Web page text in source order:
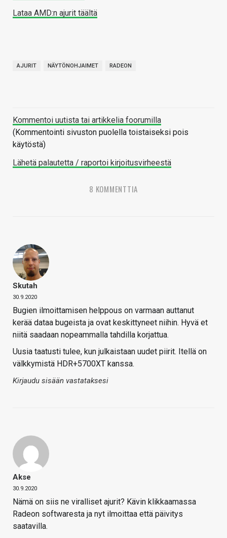
Lataa AMD:n ajurit täältä
AJURIT NÄYTÖNOHJAIMET RADEON
Kommentoi uutista tai artikkelia foorumilla
(Kommentointi sivuston puolella toistaiseksi pois
käytöstä)
Lähetä palautetta / raportoi kirjoitusvirheestä
8 KOMMENTTIA
Skutah
30.9.2020
Bugien ilmoittamisen helppous on varmaan auttanut
kerää dataa bugeista ja ovat keskittyneet niihin. Hyvä et
niitä saadaan nopeammalla tahdilla korjattua.
Uusia taatusti tulee, kun julkaistaan uudet piirit. Itellä on
välkkymistä HDR+5700XT kanssa.
Kirjaudu sisään vastataksesi
Akse
30.9.2020
Nämä on siis ne viralliset ajurit? Kävin klikkaamassa
Radeon softwaresta ja nyt ilmoittaa että päivitys
saatavilla.